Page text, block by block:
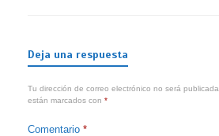
Deja una respuesta
Tu dirección de correo electrónico no será publicada.
están marcados con *
Comentario *